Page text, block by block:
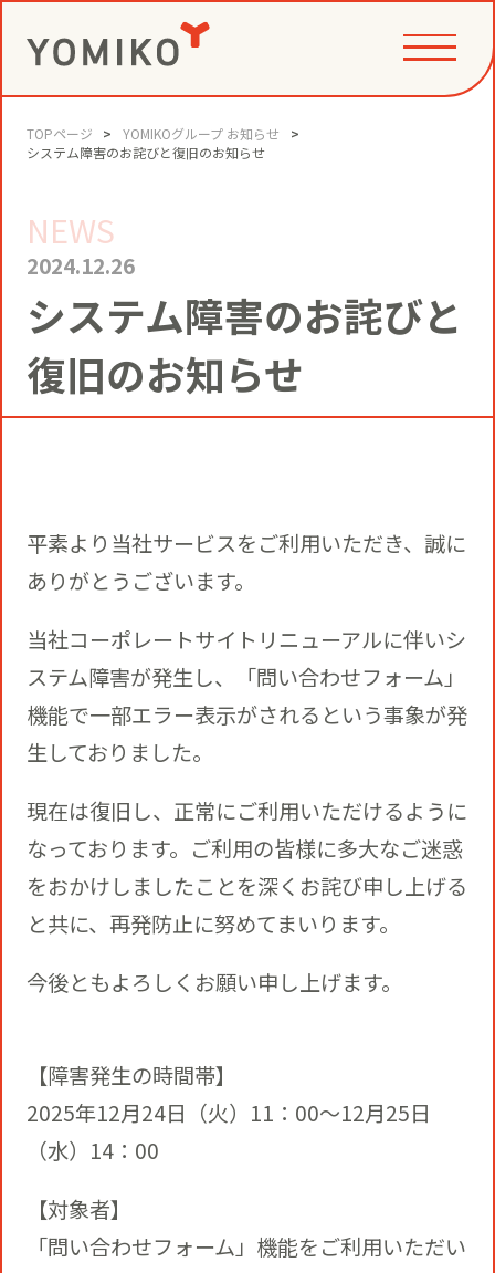
PHILOSOPHY
GAME CHANGE PARTNER
VI
YOMIKOグループ ビジョン・パーパ
ス・バリューズ
VALUE CREATION
コミュニティクリエイション®
事例
NEWS
CIVIC PRIDE®コンサルティング
インストアコンサルティング
デジタルコンサルティング
ビジネスデベロップメント
マーケティング
クリエイティブ
メディアビジネス
PR
SUSTAINABILITY
トップメッセージ
方針
推進体制
環境
社会
ガバナンス
CSR
COMPANY
社長メッセージ
会社概要
当社の歩み
役員一覧
本社・支社アクセス
グループ会社
RECRUIT
新卒採用
通年採用
障がい者採用
トップへ
TOPページ
YOMIKOグループ お知らせ
システム障害のお詫びと復旧のお知らせ
NEWS
2024.12.26
システム障害のお詫びと
復旧のお知らせ
平素より当社サービスをご利用いただき、誠に
ありがとうございます。
当社コーポレートサイトリニューアルに伴いシ
ステム障害が発生し、「問い合わせフォーム」
機能で一部エラー表示がされるという事象が発
生しておりました。
現在は復旧し、正常にご利用いただけるように
なっております。ご利用の皆様に多大なご迷惑
をおかけしましたことを深くお詫び申し上げる
と共に、再発防止に努めてまいります。
今後ともよろしくお願い申し上げます。
【障害発生の時間帯】
2025年12月24日（火）11：00～12月25日
（水）14：00
【対象者】
「問い合わせフォーム」機能をご利用いただい